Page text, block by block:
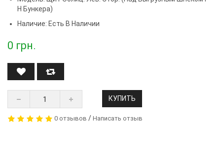
Н Бункера)
Наличие: Есть В Наличии
0 грн.
КУПИТЬ
0 отзывов / Написать отзыв